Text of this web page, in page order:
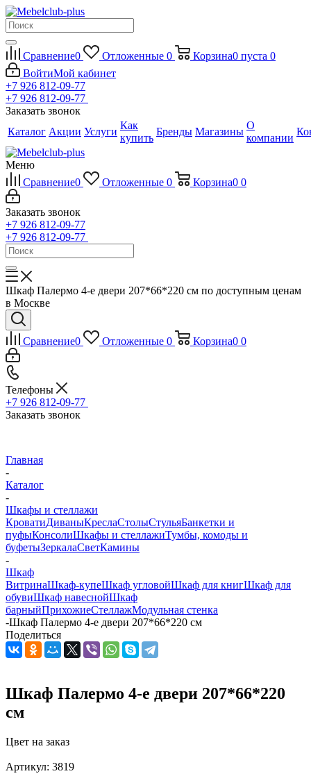
Сравнение0 Отложенные 0 Корзина0 пуста 0
ВойтиМой кабинет
+7 926 812-09-77
+7 926 812-09-77
Заказать звонок
Каталог Акции Услуги
Как
купить
Бренды Магазины
О
компании
Меню
Сравнение0 Отложенные 0 Корзина0 0
Заказать звонок
+7 926 812-09-77
+7 926 812-09-77
Шкаф Палермо 4-е двери 207*66*220 см по доступным ценам
в Москве
Сравнение0 Отложенные 0 Корзина0 0
Телефоны
+7 926 812-09-77
Заказать звонок
Главная
-
Каталог
-
Шкафы и стеллажи
КроватиДиваныКреслаСтолыСтульяБанкетки и
пуфыКонсолиШкафы и стеллажиТумбы, комоды и
буфетыЗеркалаСветКамины
-
Шкаф
ВитринаШкаф-купеШкаф угловойШкаф для книгШкаф для
обувиШкаф навеснойШкаф
барныйПрихожиеСтеллажМодульная стенка
-Шкаф Палермо 4-е двери 207*66*220 см
Поделиться
Шкаф Палермо 4-е двери 207*66*220
см
Цвет на заказ
Артикул: 3819